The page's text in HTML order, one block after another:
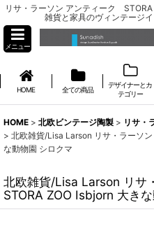
リサ・ラーソン アンティーク
雑貨と家具のヴィンテージ
メニュー
HOME 全ての商品
デザイナーとカ
テゴリー
HOME > 北欧ビンテージ陶製 > リサ・
> 北欧雑貨/Lisa Larson リサ・ラーソ
な動物園 シロクマ
北欧雑貨/Lisa Larson リサ
STORA ZOO Isbjorn 大き